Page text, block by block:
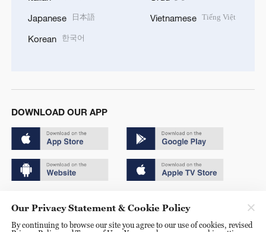
Japanese 日本語
Korean 한국어
Vietnamese Tiếng Việt
DOWNLOAD OUR APP
京ICP备20000184号
Our Privacy Statement & Cookie Policy
By continuing to browse our site you agree to our use of cookies, revised